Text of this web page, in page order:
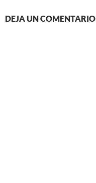
DEJA UN COMENTARIO